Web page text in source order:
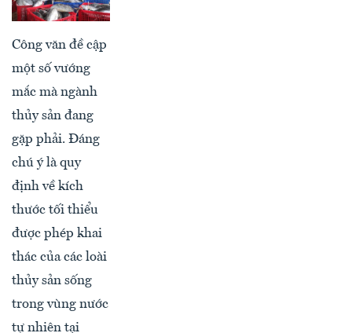
Công văn đề cập
một số vướng
mắc mà ngành
thủy sản đang
gặp phải. Đáng
chú ý là quy
định về kích
thước tối thiểu
được phép khai
thác của các loài
thủy sản sống
trong vùng nước
tự nhiên tại